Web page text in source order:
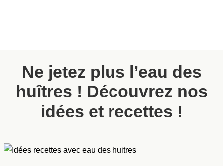
Ne jetez plus l’eau des
huîtres ! Découvrez nos
idées et recettes !